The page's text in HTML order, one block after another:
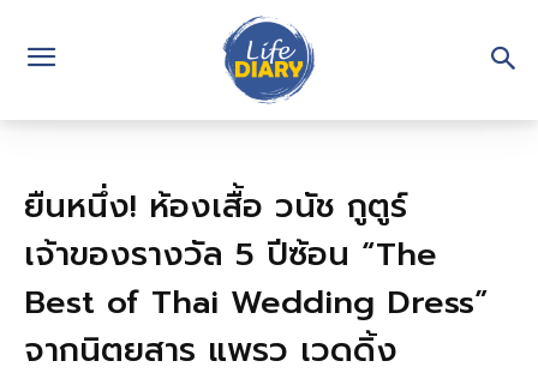
ยืนหนึ่ง! ห้องเสื้อ วนัช กูตูร์
เจ้าของรางวัล 5 ปีซ้อน “The
Best of Thai Wedding Dress”
จากนิตยสาร แพรว เวดดิ้ง